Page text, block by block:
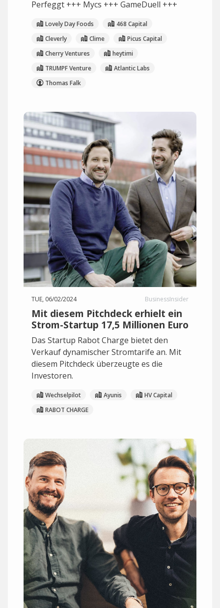
Perfeggt +++ Mycs +++ GameDuell +++
Lovely Day Foods
468 Capital
Cleverly
Clime
Picus Capital
Cherry Ventures
heytimi
TRUMPF Venture
Atlantic Labs
Thomas Falk
TUE, 06/02/2024 BusinessInsider
Mit diesem Pitchdeck erhielt ein
Strom-Startup 17,5 Millionen Euro
Das Startup Rabot Charge bietet den
Verkauf dynamischer Stromtarife an. Mit
diesem Pitchdeck überzeugte es die
Investoren.
Wechselpilot Ayunis
HV Capital
RABOT CHARGE